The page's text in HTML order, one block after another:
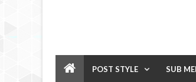
POST STYLE SUB